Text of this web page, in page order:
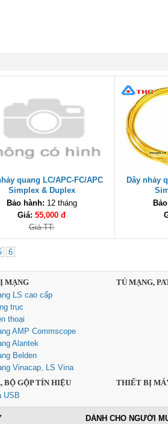
quang LC/APC-FC/APC
Simplex & Duplex
Bảo hành: 12 tháng
Giá: 55,000 đ
Giá TT:
Dây nhảy
6
MẠNG
LS cao cấp
trục
thoại
AMP Commscope
Alantek
Belden
Vinacap, LS Vina
TỦ MẠNG,
BỘ GỘP TÍN HIỆU
USB
THIẾT BỊ
DÀNH CHO NGƯỜI